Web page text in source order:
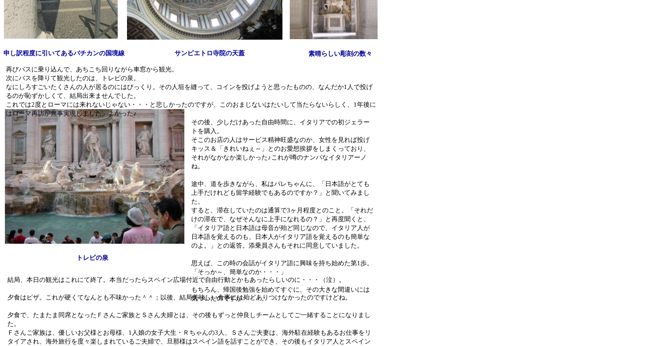
トレビの泉
申し訳程度に引いてあるバチカンの国境線 素晴らしい彫刻の数々
サンピエトロ寺院の天蓋
再びバスに乗り込んで、あちこち回りながら車窓から観光。
次にバスを降りて観光したのは、トレビの泉。
なにしろすごいたくさんの人が居るのにはびっくり。その人垣を縫って、コインを投げようと思ったものの、なんだか1人で投げ
るのが恥ずかしくて、結局出来ませんでした。
これでは2度とローマには来れないじゃない・・・と悲しかったのですが、このおまじないはたいして当たらないらしく、1年後に
はローマ再訪が無事実現しました。よかった♪
その後、少しだけあった自由時間に、イタリアでの初ジェラー
トを購入。
そこのお店の人はサービス精神旺盛なのか、女性を見れば投げ
キッス＆「きれいねぇ～」とのお愛想挨拶をしまくっており、
それがなかなか楽しかった♪これが噂のナンパなイタリアーノ
ね。
途中、道を歩きながら、私はバレちゃんに、「日本語がとても
上手だけれども留学経験でもあるのですか？」と聞いてみまし
た。
すると、滞在していたのは通算で3ヶ月程度とのこと。「それだ
けの滞在で、なぜそんなに上手になれるの？」と再度聞くと、
「イタリア語と日本語は母音が殆ど同じなので、イタリア人が
日本語を覚えるのも、日本人がイタリア語を覚えるのも簡単な
のよ。」との返答。添乗員さんもそれに同意していました。
思えば、この時の会話がイタリア語に興味を持ち始めた第1歩。
「そっか～、簡単なのか・・・」
もちろん、帰国後勉強を始めてすぐに、その大きな間違いには
気づいたのですが・・・。
結局、本日の観光はこれにて終了。本当だったらスペイン広場付近で自由行動とかもあったらしいのに・・・（泣）。
夕食はピザ。これが硬くてなんとも不味かった＾＾；以後、結局美味しい食事には殆どありつけなかったのですけどね。
夕食で、たまたま同席となったＦさんご家族とＳさん夫婦とは、その後もずっと仲良しチームとしてご一緒することになりまし
た。
Ｆさんご家族は、優しいお父様とお母様、1人娘の女子大生・Ｒちゃんの3人、Ｓさんご夫妻は、海外駐在経験もあるお仕事をリ
タイアされ、海外旅行を度々楽しまれているご夫婦で、旦那様はスペイン語を話すことができ、その後もイタリア人とスペイン